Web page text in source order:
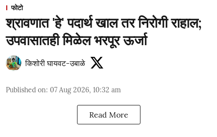
फोटो
श्रावणात 'हे' पदार्थ खाल तर निरोगी राहाल;
उपवासातही मिळेल भरपूर ऊर्जा
किशोरी घायवट-उबाळे
Published on: 07 Aug 2026, 10:32 am
Read More